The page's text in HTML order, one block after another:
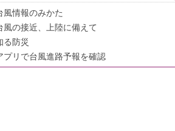
風情報のみかた
風の接近、上陸に備えて
る防災
プリで台風進路予報を確認